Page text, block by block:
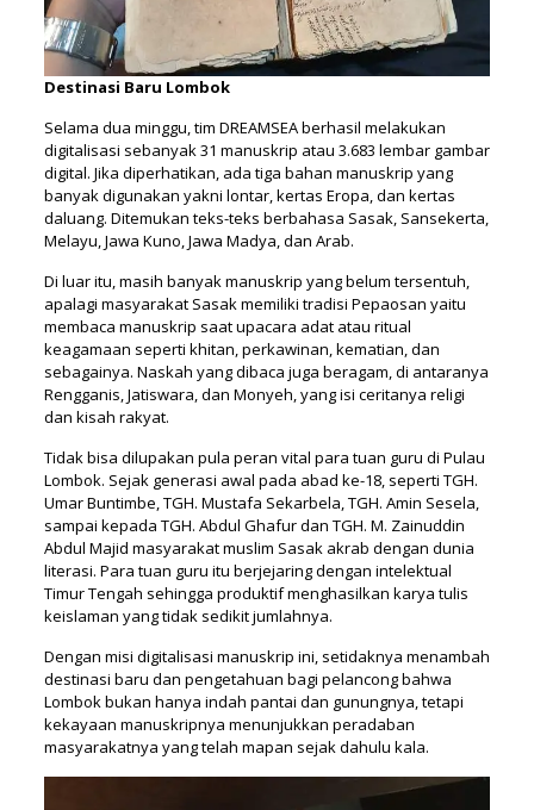
Destinasi Baru Lombok
Selama dua minggu, tim DREAMSEA berhasil melakukan
digitalisasi sebanyak 31 manuskrip atau 3.683 lembar gambar
digital. Jika diperhatikan, ada tiga bahan manuskrip yang
banyak digunakan yakni lontar, kertas Eropa, dan kertas
daluang. Ditemukan teks-teks berbahasa Sasak, Sansekerta,
Melayu, Jawa Kuno, Jawa Madya, dan Arab.
Di luar itu, masih banyak manuskrip yang belum tersentuh,
apalagi masyarakat Sasak memiliki tradisi Pepaosan yaitu
membaca manuskrip saat upacara adat atau ritual
keagamaan seperti khitan, perkawinan, kematian, dan
sebagainya. Naskah yang dibaca juga beragam, di antaranya
Rengganis, Jatiswara, dan Monyeh, yang isi ceritanya religi
dan kisah rakyat.
Tidak bisa dilupakan pula peran vital para tuan guru di Pulau
Lombok. Sejak generasi awal pada abad ke-18, seperti TGH.
Umar Buntimbe, TGH. Mustafa Sekarbela, TGH. Amin Sesela,
sampai kepada TGH. Abdul Ghafur dan TGH. M. Zainuddin
Abdul Majid masyarakat muslim Sasak akrab dengan dunia
literasi. Para tuan guru itu berjejaring dengan intelektual
Timur Tengah sehingga produktif menghasilkan karya tulis
keislaman yang tidak sedikit jumlahnya.
Dengan misi digitalisasi manuskrip ini, setidaknya menambah
destinasi baru dan pengetahuan bagi pelancong bahwa
Lombok bukan hanya indah pantai dan gunungnya, tetapi
kekayaan manuskripnya menunjukkan peradaban
masyarakatnya yang telah mapan sejak dahulu kala.